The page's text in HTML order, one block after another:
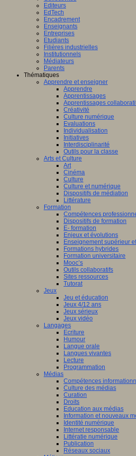
Editeurs
EdTech
Encadrement
Enseignants
Entreprises
Etudiants
Filières industrielles
Institutionnels
Médiateurs
Parents
Thématiques
Apprendre et enseigner
Apprendre
Apprentissages
Apprentissages
Créativité
Culture numérique
Evaluations
Individualisation
Initiatives
Interdisciplinarité
Outils pour la classe
Arts et Culture
Art
Cinéma
Culture
Culture et numérique
Dispositifs de médiation
Littérature
Formation
Compétences
Dispositifs de formation
E- formation
Enjeux et évolutions
Enseignement supérieur
Formations hybrides
Formation universitaire
Mooc’s
Outils collaboratifs
Sites ressources
Tutorat
Jeux
Jeu et éducation
Jeux 4/12 ans
Jeux sérieux
Jeux vidéo
Langages
Ecriture
Humour
Langue orale
Langues vivantes
Lecture
Programmation
Médias
Compétences
Culture des médias
Curation
Droits
Education aux médias
Information et nouveaux
Identité numérique
Internet responsable
Littératie numérique
Publication
Réseaux sociaux